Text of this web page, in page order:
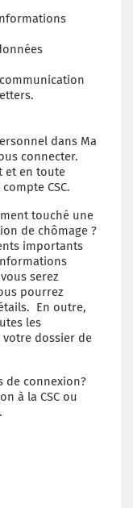
dans Ma
connecter.
et en toute
CSC.
touché une
de chômage ?
importants
serez
pourrez
En outre,
les
dossier de
de connexion?
à la CSC ou